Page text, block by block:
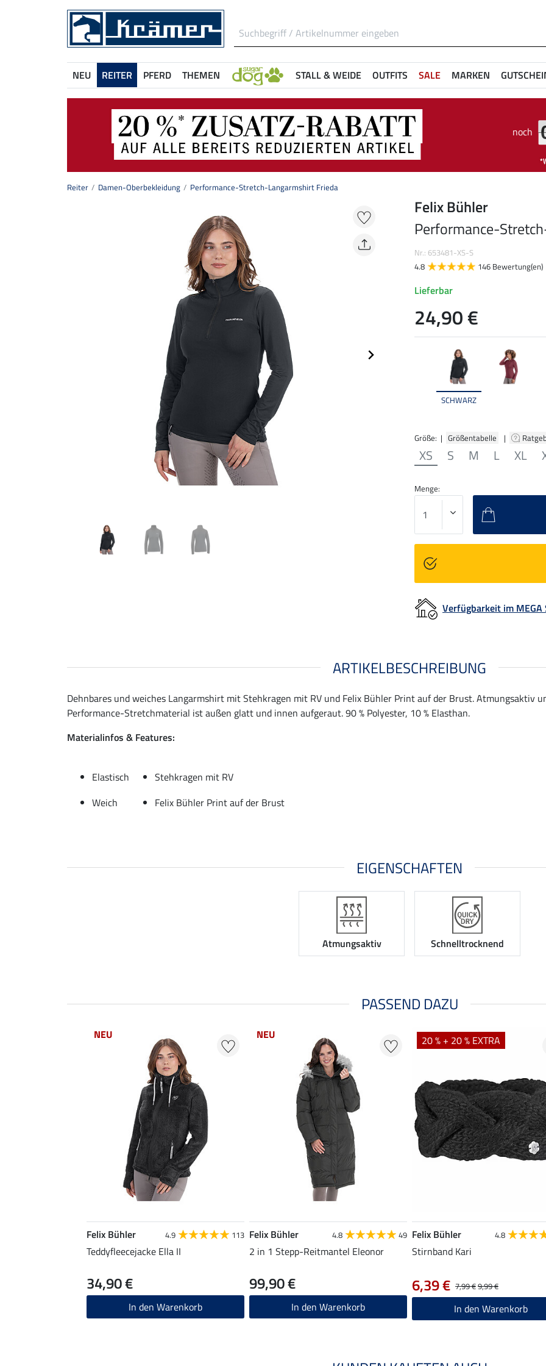
NEU REITER PFERD THEMEN STALL & WEIDE OUTFITS SALE MARKEN
noch
Reiter Damen-Oberbekleidung Performance-Stretch-Langarmshirt Frieda
SCHWARZ
Größe: | Größentabelle |
XS S M L XL
Felix Bühler
Performance-
Nr.: 653481-XS-S
4.8
146 Bewertung(en)
Lieferbar
24,90 €
Menge:
Verfügbarkeit im MEGA
ARTIKELBESCHREIBUNG
Dehnbares und weiches Langarmshirt mit Stehkragen mit RV und Felix Bühler Print auf der Brust. Atmungsaktiv
Performance-Stretchmaterial ist außen glatt und innen aufgeraut. 90 % Polyester, 10 % Elasthan.
Materialinfos & Features:
Elastisch
Stehkragen mit RV
Weich
Felix Bühler Print auf der Brust
EIGENSCHAFTEN
Atmungsaktiv Schnelltrocknend
PASSEND DAZU
NEU
Felix Bühler 4.9 113
Teddyfleecejacke Ella II
34,90 €
In den Warenkorb
NEU
Felix Bühler 4.8 49
2 in 1 Stepp-Reitmantel Eleonor
99,90 €
In den Warenkorb
20 % + 20 % EXTRA
Felix Bühler 4.8
Stirnband Kari
7,99 €9,99 €
6,39 €
In den Warenkorb